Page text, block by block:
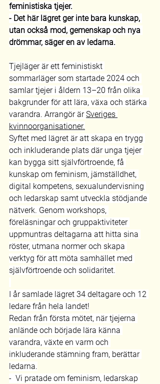
feministiska tjejer.
- Det här lägret ger inte bara kunskap,
utan också mod, gemenskap och nya
drömmar, säger en av ledarna.
Tjejläger är ett feministiskt
sommarläger som startade 2024 och
samlar tjejer i åldern 13–20 från olika
bakgrunder för att lära, växa och stärka
varandra. Arrangör är Sveriges
kvinnoorganisationer.
Syftet med lägret är att skapa en trygg
och inkluderande plats där unga tjejer
kan bygga sitt självförtroende, få
kunskap om feminism, jämställdhet,
digital kompetens, sexualundervisning
och ledarskap samt utveckla stödjande
nätverk. Genom workshops,
föreläsningar och gruppaktiviteter
uppmuntras deltagarna att hitta sina
röster, utmana normer och skapa
verktyg för att möta samhället med
självförtroende och solidaritet.
I år samlade lägret 34 deltagare och 12
ledare från hela landet!
Redan från första mötet, när tjejerna
anlände och började lära känna
varandra, växte en varm och
inkluderande stämning fram, berättar
ledarna.
-  Vi pratade om feminism, ledarskap